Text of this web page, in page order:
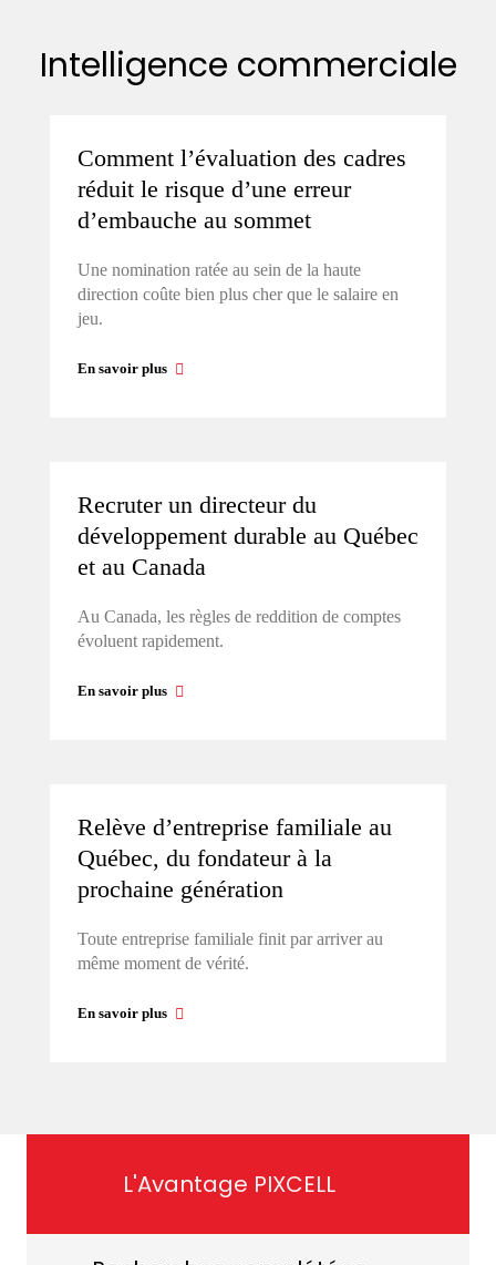
Intelligence commerciale
Comment l’évaluation des cadres
réduit le risque d’une erreur
d’embauche au sommet
Une nomination ratée au sein de la haute
direction coûte bien plus cher que le salaire en
jeu.
En savoir plus
Recruter un directeur du
développement durable au Québec
et au Canada
Au Canada, les règles de reddition de comptes
évoluent rapidement.
En savoir plus
Relève d’entreprise familiale au
Québec, du fondateur à la
prochaine génération
Toute entreprise familiale finit par arriver au
même moment de vérité.
En savoir plus
L'Avantage PIXCELL